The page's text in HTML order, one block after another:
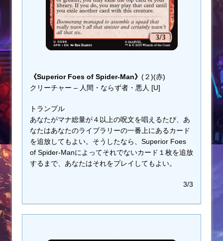
《Superior Foes of Spider-Man》 (２)(赤)
クリーチャー – 人間・ならず者・悪人 [U]
トランプル
あなたがマナ総量が４以上の呪文を唱えるたび、あ
なたはあなたのライブラリーの一番上にあるカード
を追放してもよい。そうしたなら、Superior Foes
of Spider-Manによってそれでないカード１枚を追放
するまで、あなたはそれをプレイしてもよい。
3/3